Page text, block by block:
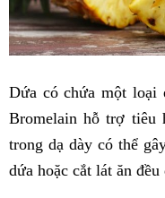
Dứa có chứa một loại
Bromelain hỗ trợ tiêu
trong dạ dày có thể
dứa hoặc cắt lát ăn đều